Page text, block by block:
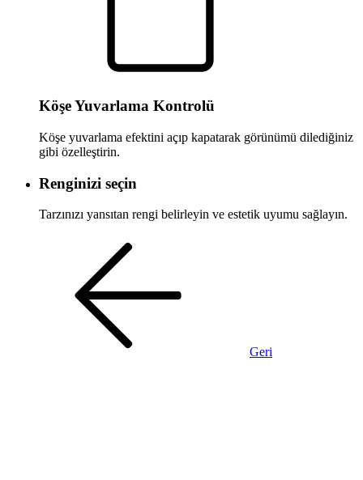
Köşe Yuvarlama Kontrolü
Köşe yuvarlama efektini açıp kapatarak görünümü dilediğiniz
gibi özelleştirin.
Renginizi seçin
Tarzınızı yansıtan rengi belirleyin ve estetik uyumu sağlayın.
Geri